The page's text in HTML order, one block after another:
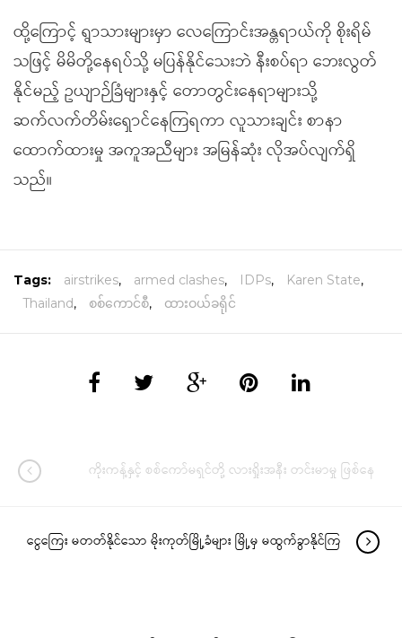
ထို့ကြောင့် ရွာသားများမှာ လေကြောင်းအန္တရာယ်ကို စိုးရိမ်
သဖြင့် မိမိတို့နေရပ်သို့ မပြန်နိုင်သေးဘဲ နီးစပ်ရာ ဘေးလွတ်
နိုင်မည့် ဥယျာဉ်ခြံများနှင့် တောတွင်းနေရာများသို့
ဆက်လက်တိမ်းရှောင်နေကြရကာ လူသားချင်း စာနာ
ထောက်ထားမှု အကူအညီများ အမြန်ဆုံး လိုအပ်လျက်ရှိ
သည်။
Tags: airstrikes, armed clashes, IDPs, Karen State,
Thailand, စစ်ကောင်စီ, ထားဝယ်ခရိုင်
ကိုးကန့်နှင့် စစ်ကော်မရှင်တို့ လားရှိုးအနီး တင်းမာမှု ဖြစ်နေ
ငွေကြေး မတတ်နိုင်သော မိုးကုတ်မြို့ခံများ မြို့မှ မထွက်ခွာနိုင်ကြ